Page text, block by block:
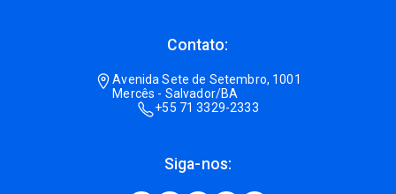
Contato:
Avenida Sete de Setembro, 1001
Mercês - Salvador/BA
+55 71 3329-2333
Siga-nos: